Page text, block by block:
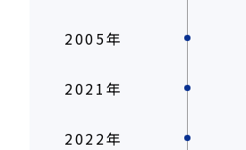
2005年
2021年
2022年